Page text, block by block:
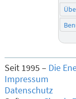
Seit 1995 – Die
Impressum
Datenschutz